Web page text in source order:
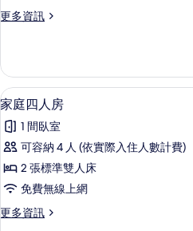
房
所
有
相
片
更多資訊
更
雙
人
房
的
詳
情
顯
示
家
庭
四
房
13
家庭四人房
1 間臥室
可容納 4 人 (依實際入住人數計費)
2 張標準雙人床
免費無線上網
更多資訊
更